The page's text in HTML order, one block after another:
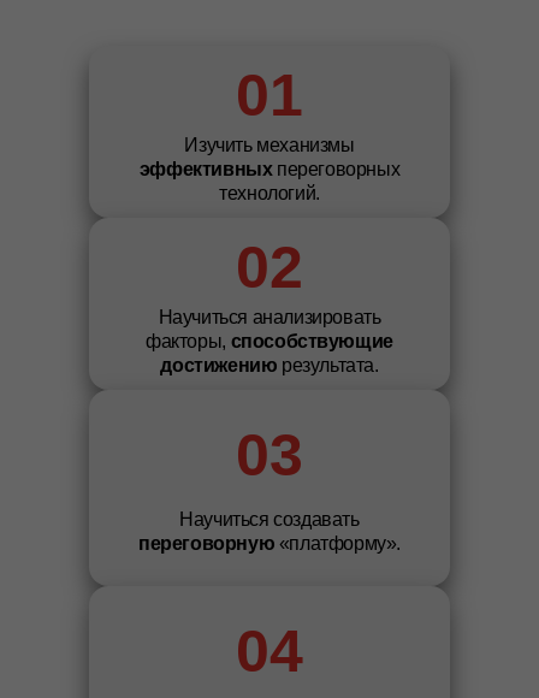
01
Изучить механизмы
эффективных переговорных
технологий.
02
Научиться анализировать
факторы, способствующие
достижению результата.
03
Научиться создавать
переговорную «платформу».
04